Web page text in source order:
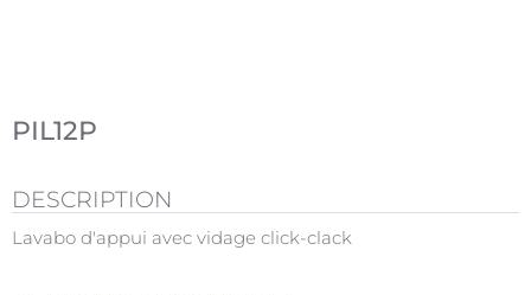
PIL12P
DESCRIPTION
Lavabo d'appui avec vidage click-clack